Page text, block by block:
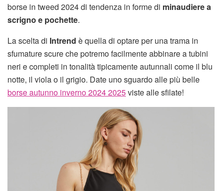
borse in tweed 2024 di tendenza in forme di minaudiere a
scrigno e pochette.
La scelta di Intrend è quella di optare per una trama in
sfumature scure che potremo facilmente abbinare a tubini
neri e completi in tonalità tipicamente autunnali come il blu
notte, il viola o il grigio. Date uno sguardo alle più belle
borse autunno inverno 2024 2025viste alle sfilate!